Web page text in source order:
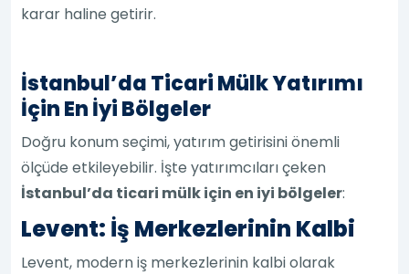
karar haline getirir.
İstanbul’da Ticari Mülk Yatırımı
İçin En İyi Bölgeler
Doğru konum seçimi, yatırım getirisini önemli
ölçüde etkileyebilir. İşte yatırımcıları çeken
İstanbul’da ticari mülk için en iyi bölgeler:
Levent: İş Merkezlerinin Kalbi
Levent, modern iş merkezlerinin kalbi olarak